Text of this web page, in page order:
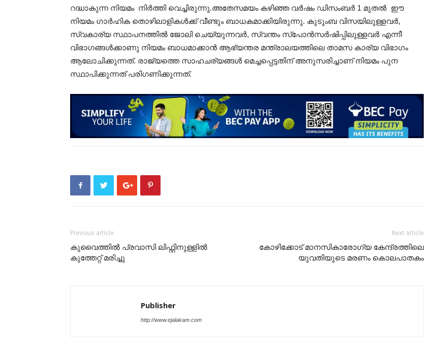
റദ്ധാകുന്ന നിയമം നിർത്തി വെച്ചിരുന്നു.അതേസമയം കഴിഞ്ഞ വർഷം ഡിസംബർ 1 മുതൽ ഈ
നിയമം ഗാർഹിക തൊഴിലാളികൾക്ക്‌ വീണ്ടും ബാധകമാക്കിയിരുന്നു. കുടുംബ വിസയിലുള്ളവർ,
സ്വകാര്യ സ്ഥാപനത്തിൽ ജോലി ചെയ്യുന്നവർ, സ്വന്തം സ്പോൻസർഷിപ്പിലുള്ളവർ എന്നീ
വിഭാഗങ്ങൾക്കാണു നിയമം ബാധമാക്കാൻ ആഭ്യന്തര മന്ത്രാലയത്തിലെ താമസ കാര്യ വിഭാഗം
ആലോചിക്കുന്നത്‌. രാജ്യത്തെ സാഹചര്യങ്ങൾ മെച്ചപ്പെട്ടതിന് അനുസരിച്ചാണ് നിയമം പുന
സ്ഥാപിക്കുന്നത് പരിഗണിക്കുന്നത്.
Previous article
കുവൈത്തിൽ പ്രവാസി ലിഫ്റ്റിനുള്ളിൽ
കുത്തേറ്റ് മരിച്ചു
Next article
കോഴിക്കോട് മാനസികാരോഗ്യ കേന്ദ്രത്തിലെ
യുവതിയുടെ മരണം കൊലപാതകം
Publisher
http://www.ejalakam.com